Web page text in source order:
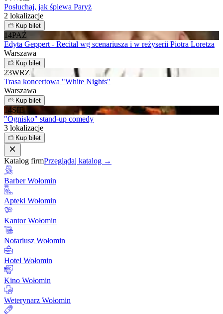
Posłuchaj, jak śpiewa Paryż
2 lokalizacje
Kup bilet
14PAŹ
Edyta Geppert - Recital wg scenariusza i w reżyserii Piotra Loretza
Warszawa
Kup bilet
23WRZ
Trasa koncertowa "White Nights"
Warszawa
Kup bilet
14SIE
"Ognisko" stand-up comedy
3 lokalizacje
Kup bilet
Katalog firmPrzeglądaj katalog →
Barber Wołomin
Apteki Wołomin
Kantor Wołomin
Notariusz Wołomin
Hotel Wołomin
Kino Wołomin
Weterynarz Wołomin